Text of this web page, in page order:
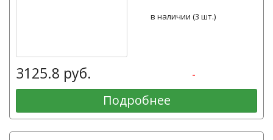
в наличии (3 шт.)
3125.8 руб. -
Подробнее